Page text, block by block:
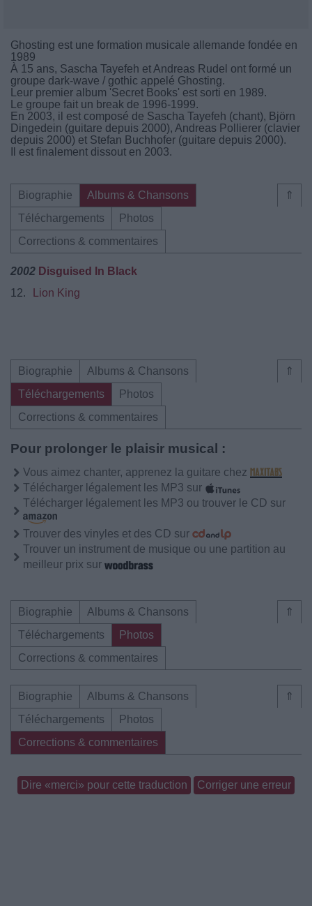
Ghosting est une formation musicale allemande fondée en
1989
À 15 ans, Sascha Tayefeh et Andreas Rudel ont formé un
groupe dark-wave / gothic appelé Ghosting.
Leur premier album 'Secret Books' est sorti en 1989.
Le groupe fait un break de 1996-1999.
En 2003, il est composé de Sascha Tayefeh (chant), Björn
Dingedein (guitare depuis 2000), Andreas Pollierer (clavier
depuis 2000) et Stefan Buchhofer (guitare depuis 2000).
Il est finalement dissout en 2003.
⇑
Biographie
Albums & Chansons
Téléchargements
Photos
Corrections & commentaires
2002 Disguised In Black
12.
Lion King
⇑
Biographie
Albums & Chansons
Téléchargements
Photos
Corrections & commentaires
Pour prolonger le plaisir musical :
Vous aimez chanter, apprenez la guitare chez
Télécharger légalement les MP3 sur
Télécharger légalement les MP3 ou trouver le CD sur
Trouver des vinyles et des CD sur
Trouver un instrument de musique ou une partition au
meilleur prix sur
⇑
Biographie
Albums & Chansons
Téléchargements
Photos
Corrections & commentaires
⇑
Biographie
Albums & Chansons
Téléchargements
Photos
Corrections & commentaires
Dire «merci» pour cette traduction Corriger une erreur